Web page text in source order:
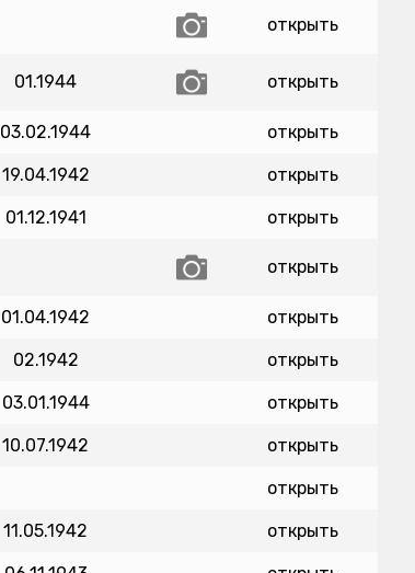
открыть
01.1944 открыть
03.02.1944 открыть
19.04.1942 открыть
01.12.1941 открыть
открыть
01.04.1942 открыть
02.1942 открыть
03.01.1944 открыть
10.07.1942 открыть
открыть
11.05.1942 открыть